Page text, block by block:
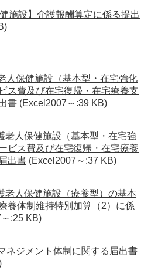
施設】介護報酬算定に係る提出
人保健施設（基本型・在宅強化
ス費及び在宅復帰・在宅療養支
書 (Excel2007～:39 KB)
老人保健施設（基本型・在宅強
ビス費及び在宅復帰・在宅療養
出書 (Excel2007～:37 KB)
老人保健施設（療養型）の基本
養体制維持特別加算（2）に係
:25 KB)
ネジメント体制に関する届出書